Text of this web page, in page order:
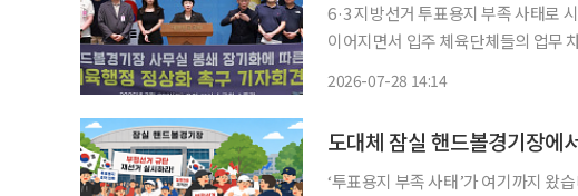
6·3 지방선거 투표용지 부족 사태로
이어지면서 입주 체육단체들의 업무
2026-07-28 14:14
도대체 잠실 핸드볼경기장에
‘투표용지 부족 사태’가 여기까지 왔습니다. 서울 올림픽공원 핸드볼경기장에 입